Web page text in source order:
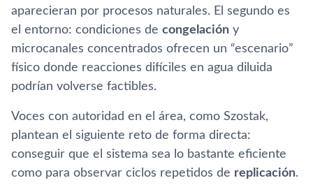
aparecieran por procesos naturales. El segundo es
el entorno: condiciones de congelación y
microcanales concentrados ofrecen un “escenario”
físico donde reacciones difíciles en agua diluida
podrían volverse factibles.
Voces con autoridad en el área, como Szostak,
plantean el siguiente reto de forma directa:
conseguir que el sistema sea lo bastante eficiente
como para observar ciclos repetidos de replicación.